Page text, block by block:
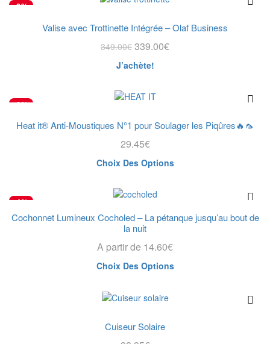
Les
du
-3%
Valise avec Trottinette Intégrée – Olaf Business
349.00€ Le
prix
initial
349.00€.
339.00€Le
J’achète!
-2%
Heat it® Anti-Moustiques N°1 pour Soulager les Piqûres🔥🦟
29.45€
Choix Des OptionsCe
Les
choisies
-4%
Cochonnet Lumineux Cocholed – La pétanque jusqu’au bout de
la nuit
A partir de 14.60€
Choix Des OptionsCe
Cuiseur Solaire